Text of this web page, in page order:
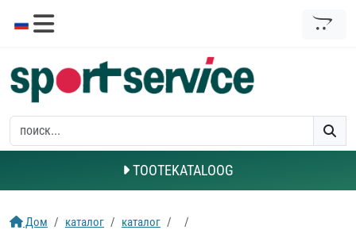
TOOTEKATALOOG
Дом каталог каталог